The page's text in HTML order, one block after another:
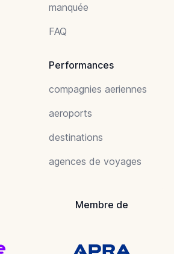
manquée
FAQ
Performances
compagnies aeriennes
aeroports
destinations
agences de voyages
Membre de